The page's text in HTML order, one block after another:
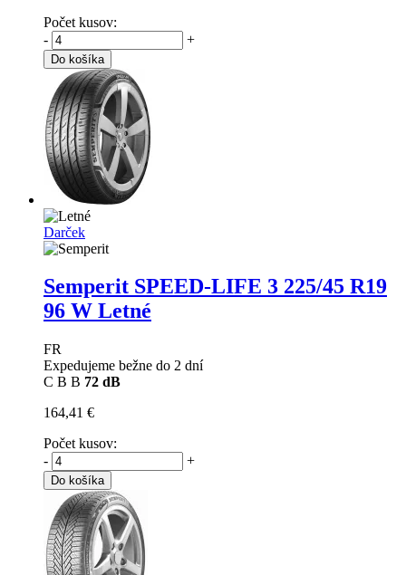
Počet kusov:
-
+
Do košíka
Darček
Semperit SPEED-LIFE 3 225/45 R19
96 W Letné
FR
Expedujeme bežne do 2 dní
C B B 72 dB
164,41 €
Počet kusov:
-
+
Do košíka